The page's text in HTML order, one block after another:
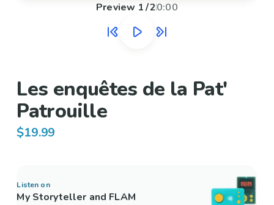
Preview 1/20:00
Les enquêtes de la Pat'
Patrouille
$19.99
Listen on
My Storyteller and FLAM